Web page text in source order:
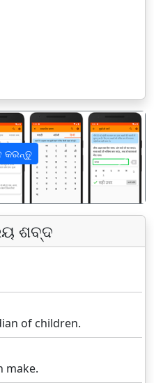
କରନ୍ତୁ
अगला
ଶବ୍ଦ
of children.
make.